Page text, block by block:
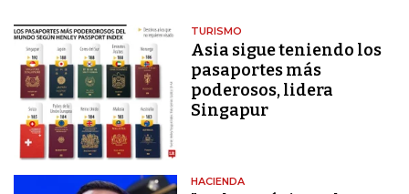
TURISMO
Asia sigue teniendo los
pasaportes más
poderosos, lidera
Singapur
HACIENDA